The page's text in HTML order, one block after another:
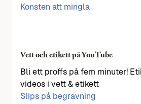
Konsten att mingla
Vett och etikett på YouTube
Bli ett proffs på fem minuter!
videos i vett & etikett
Slips på begravning